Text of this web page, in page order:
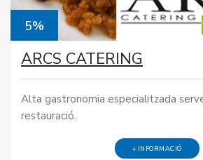
5%
ARCS CATERING
Alta gastronomia especialitzada
restauració.
+ INFORMACIÓ